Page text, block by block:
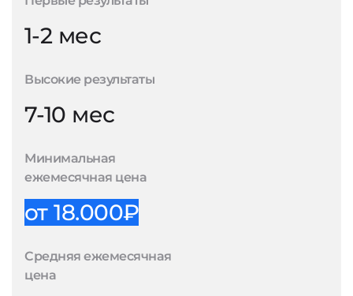
1-2 мес
Высокие результаты
7-10 мес
Минимальная
ежемесячная цена
от 18.000₽
Средняя ежемесячная
цена